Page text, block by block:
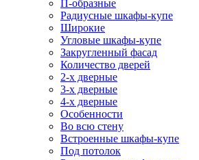
П-образные
Радиусные шкафы-купе
Широкие
Угловые шкафы-купе
Закругленный фасад
Количество дверей
2-х дверные
3-х дверные
4-х дверные
Особенности
Во всю стену
Встроенные шкафы-купе
Под потолок